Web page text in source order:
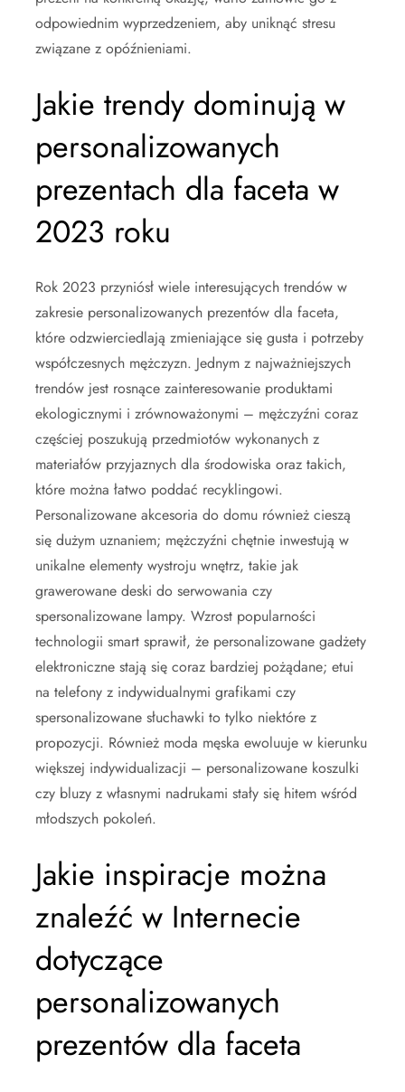
odpowiednim wyprzedzeniem, aby uniknąć stresu
związane z opóźnieniami.
Jakie trendy dominują w
personalizowanych
prezentach dla faceta w
2023 roku
Rok 2023 przyniósł wiele interesujących trendów w
zakresie personalizowanych prezentów dla faceta,
które odzwierciedlają zmieniające się gusta i potrzeby
współczesnych mężczyzn. Jednym z najważniejszych
trendów jest rosnące zainteresowanie produktami
ekologicznymi i zrównoważonymi – mężczyźni coraz
częściej poszukują przedmiotów wykonanych z
materiałów przyjaznych dla środowiska oraz takich,
które można łatwo poddać recyklingowi.
Personalizowane akcesoria do domu również cieszą
się dużym uznaniem; mężczyźni chętnie inwestują w
unikalne elementy wystroju wnętrz, takie jak
grawerowane deski do serwowania czy
spersonalizowane lampy. Wzrost popularności
technologii smart sprawił, że personalizowane gadżety
elektroniczne stają się coraz bardziej pożądane; etui
na telefony z indywidualnymi grafikami czy
spersonalizowane słuchawki to tylko niektóre z
propozycji. Również moda męska ewoluuje w kierunku
większej indywidualizacji – personalizowane koszulki
czy bluzy z własnymi nadrukami stały się hitem wśród
młodszych pokoleń.
Jakie inspiracje można
znaleźć w Internecie
dotyczące
personalizowanych
prezentów dla faceta